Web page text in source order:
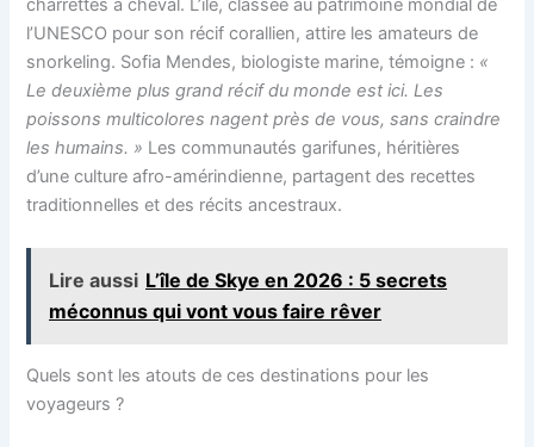
charrettes à cheval. L’île, classée au patrimoine mondial de
l’UNESCO pour son récif corallien, attire les amateurs de
snorkeling. Sofia Mendes, biologiste marine, témoigne : «
Le deuxième plus grand récif du monde est ici. Les
poissons multicolores nagent près de vous, sans craindre
les humains. » Les communautés garifunes, héritières
d’une culture afro-amérindienne, partagent des recettes
traditionnelles et des récits ancestraux.
Lire aussi L’île de Skye en 2026 : 5 secrets
méconnus qui vont vous faire rêver
Quels sont les atouts de ces destinations pour les
voyageurs ?